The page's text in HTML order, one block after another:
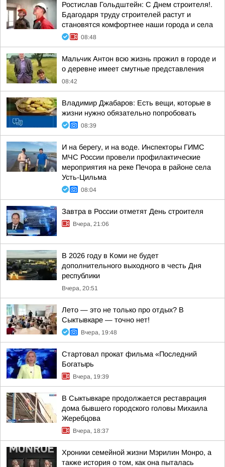
Ростислав Гольдштейн: С Днем строителя!.
Бдагодаря труду строителей растут и
становятся комфортнее наши города и села
08:48
Мальчик Антон всю жизнь прожил в городе и
о деревне имеет смутные представления
08:42
Владимир Джабаров: Есть вещи, которые в
жизни нужно обязательно попробовать
08:39
И на берегу, и на воде. Инспекторы ГИМС
МЧС России провели профилактические
мероприятия на реке Печора в районе села
Усть-Цильма
08:04
Завтра в России отметят День строителя
Вчера, 21:06
В 2026 году в Коми не будет
дополнительного выходного в честь Дня
республики
Вчера, 20:51
Лето — это не только про отдых? В
Сыктывкаре — точно нет!
Вчера, 19:48
Стартовал прокат фильма «Последний
Богатырь
Вчера, 19:39
В Сыктывкаре продолжается реставрация
дома бывшего городского головы Михаила
Жеребцова
Вчера, 18:37
Хроники семейной жизни Мэрилин Монро, а
также история о том, как она пыталась